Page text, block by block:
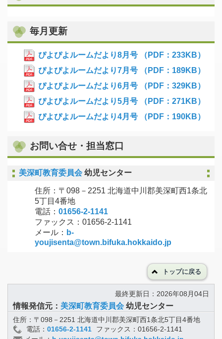
毎月更新
ぴよぴよルームだより8月号 （PDF：233KB）
ぴよぴよルームだより7月号 （PDF：189KB）
ぴよぴよルームだより6月号 （PDF：329KB）
ぴよぴよルームだより5月号 （PDF：271KB）
ぴよぴよルームだより4月号 （PDF：190KB）
お問い合せ・担当窓口
美深町教育委員会 幼児センター
住所：〒098－2251 北海道中川郡美深町西1条北
5丁目4番地
電話： 01656-2-1141
ファックス：01656-2-1141
メール： b-
youjisenta@town.bifuka.hokkaido.jp
トップに戻る
最終更新日：2026年08月04日
情報発信元： 美深町教育委員会 幼児センター
住所：〒098－2251 北海道中川郡美深町西1条北5丁目4番地
電話： 01656-2-1141
ファックス：01656-2-1141